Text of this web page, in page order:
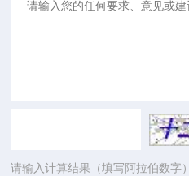
请输入计算结果（填写阿拉伯数字